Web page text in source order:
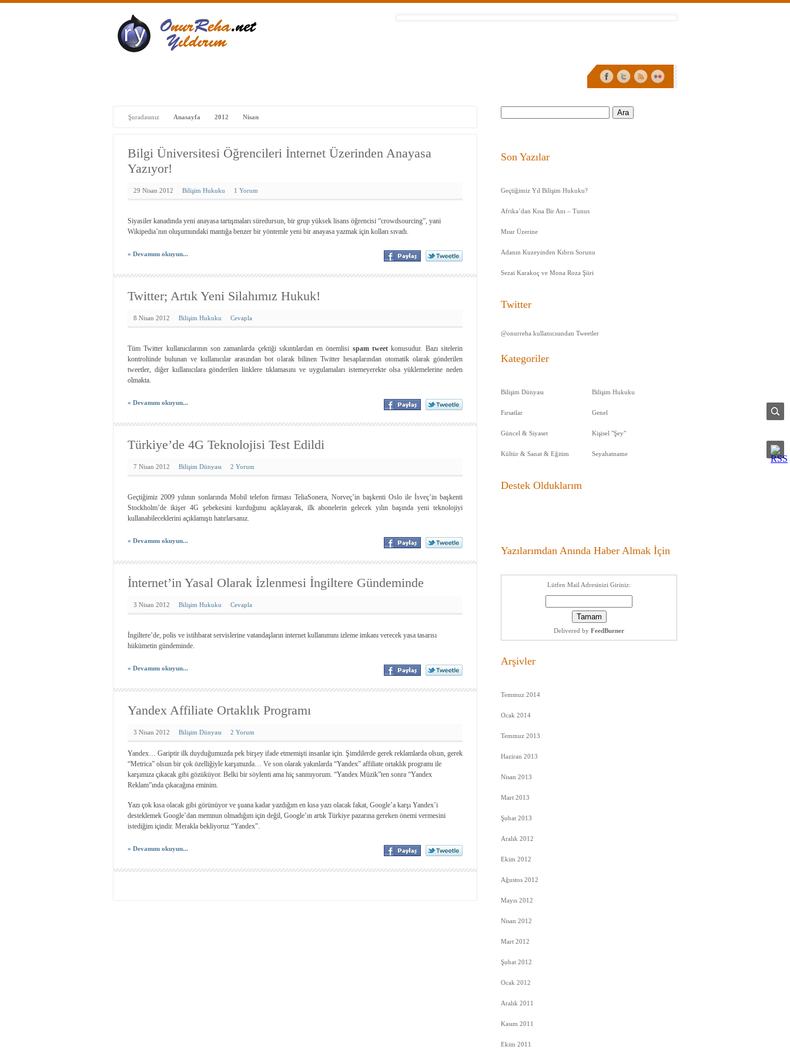
Şuradasınız Anasayfa 2012 Nisan
Bilgi Üniversitesi Öğrencileri İnternet Üzerinden Anayasa
Yazıyor!
29 Nisan 2012 Bilişim Hukuku 1 Yorum
Siyasiler kanadında yeni anayasa tartışmaları süredursun, bir grup yüksek lisans öğrencisi “crowdsourcing”, yani
Wikipedia’nın oluşumundaki mantığa benzer bir yöntemle yeni bir anayasa yazmak için kolları sıvadı.
« Devamını okuyun...
Twitter; Artık Yeni Silahımız Hukuk!
8 Nisan 2012 Bilişim Hukuku Cevapla
Tüm Twitter kullanıcılarının son zamanlarda çektiği sıkıntılardan en önemlisi spam tweet konusudur. Bazı sitelerin
kontrolünde bulunan ve kullanıcılar arasından bot olarak bilinen Twitter hesaplarından otomatik olarak gönderilen
tweetler, diğer kullanıcılara gönderilen linklere tıklamasını ve uygulamaları istemeyerekte olsa yüklemelerine neden
olmakta.
« Devamını okuyun...
Türkiye’de 4G Teknolojisi Test Edildi
7 Nisan 2012 Bilişim Dünyası 2 Yorum
Geçtiğimiz 2009 yılının sonlarında Mobil telefon firması TeliaSonera, Norveç’in başkenti Oslo ile İsveç’in başkenti
Stockholm’de ikişer 4G şebekesini kurduğunu açıklayarak, ilk abonelerin gelecek yılın başında yeni teknolojiyi
kullanabileceklerini açıklamıştı hatırlarsanız.
« Devamını okuyun...
İnternet’in Yasal Olarak İzlenmesi İngiltere Gündeminde
3 Nisan 2012 Bilişim Hukuku Cevapla
İngiltere’de, polis ve istihbarat servislerine vatandaşların internet kullanımını izleme imkanı verecek yasa tasarısı
hükümetin gündeminde.
« Devamını okuyun...
Yandex Affiliate Ortaklık Programı
3 Nisan 2012 Bilişim Dünyası 2 Yorum
Yandex… Gariptir ilk duyduğumuzda pek birşey ifade etmemişti insanlar için. Şimdilerde gerek reklamlarda olsun, gerek
“Metrica” olsun bir çok özelliğiyle karşımızda… Ve son olarak yakınlarda “Yandex” affiliate ortaklık programı ile
karşımıza çıkacak gibi gözüküyor. Belki bir söylenti ama hiç sanmıyorum. “Yandex Müzik”ten sonra “Yandex
Reklam”ında çıkacağına eminim.
Yazı çok kısa olacak gibi görünüyor ve şuana kadar yazdığım en kısa yazı olacak fakat, Google’a karşı Yandex’i
desteklemek Google’dan memnun olmadığım için değil, Google’ın artık Türkiye pazarına gereken önemi vermesini
istediğim içindir. Merakla bekliyoruz “Yandex”.
« Devamını okuyun...
Son Yazılar
Geçtiğimiz Yıl Bilişim Hukuku?
Afrika’dan Kısa Bir Anı – Tunus
Mısır Üzerine
Adanın Kuzeyinden Kıbrıs Sorunu
Sezai Karakoç ve Mona Roza Şiiri
Twitter
@onurreha kullanıcısından Tweetler
Kategoriler
Bilişim Dünyası Bilişim Hukuku
Fırsatlar Genel
Güncel & Siyaset Kişisel "Şey"
Kültür & Sanat & Eğitim Seyahatname
Destek Olduklarım
Yazılarımdan Anında Haber Almak İçin
Lütfen Mail Adresinizi Giriniz:
Delivered by FeedBurner
Arşivler
Temmuz 2014
Ocak 2014
Temmuz 2013
Haziran 2013
Nisan 2013
Mart 2013
Şubat 2013
Aralık 2012
Ekim 2012
Ağustos 2012
Mayıs 2012
Nisan 2012
Mart 2012
Şubat 2012
Ocak 2012
Aralık 2011
Kasım 2011
Ekim 2011